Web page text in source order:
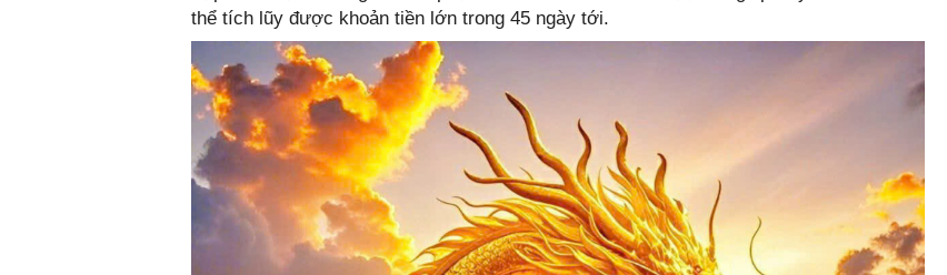
thể tích lũy được khoản tiền lớn trong 45 ngày tới.